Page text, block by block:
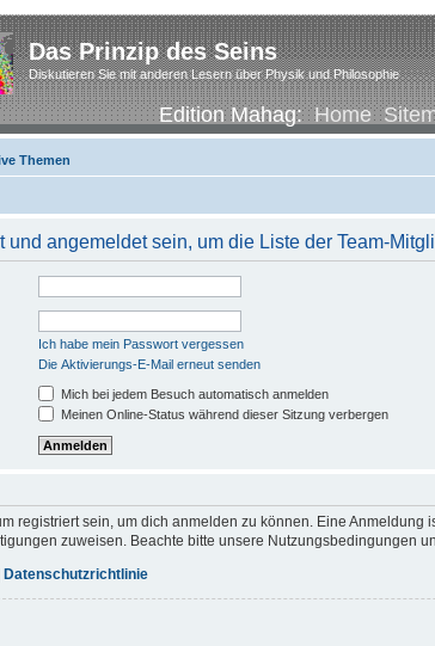
Das Prinzip des Seins
Diskutieren Sie mit anderen Lesern über Physik und Philosophie
Edition Mahag:Home
Themen
und angemeldet sein, um die Liste der Team-
Ich habe mein Passwort vergessen
Die Aktivierungs-E-Mail erneut senden
Mich bei jedem Besuch automatisch anmelden
Meinen Online-Status während dieser Sitzung verbergen
registriert sein, um dich anmelden zu können. Eine
zuweisen. Beachte bitte unsere Nutzungsbedingungen
Datenschutzrichtlinie